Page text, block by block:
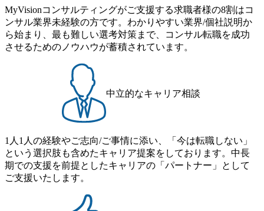
できる 豊富な経験を持つコンサル経験者の場合は、自らチ
ームを立ち上げることが可能 裁量をもった営業活動、デリ
バリー活動ができる(スタートアップとの協業、新規ソリュ
ーションの開発 など) シンプレクスの顧客基盤、エンジニ
できる 2026年8月21日(金) 19:30〜21:30 (19:20開場) 2026年8
月12日(水) 16:00 ※参加状況によっては抽選とさせていただ
く可能性がございます。 このたび、ファーム経験者の方を
対象にした懇親会形式の採用イベント「サロンイベント」
を開催いたします。 カジュアルな場で現場社員と直接交流
できる機会ですので、ぜひご参加ください。 当日はXspear
Consulting代表取締役の早田とMDやその他現場社員が複数
名参加する予定です！ ●費用 : 無料 虎ノ門ヒルズ付近 ※詳
細な場所については参加者の方へ個別でご連絡いたしま
す。 コンサルファームにてマネージャー以上の職務を担当
番組があり、新卒紹介、会社の七不思議紹介等、規模が大
きくなっていく中で社員同士のつながりを広げる取り組み
もしている 今後の成長戦略として海外展開を見据えてい
る。足元のグローバル案件割合は10%程度だが、英語が得
ンスも大きい。 代表インタビュー https://note.com/dirbato/n/n0
a040c36b128 Forbes JAPAN BrandVoice Studio 「使命はテクノ
ロジーで企業の可能性を引き出すこと。日本に求められるI
Tコンサルタントという伴走者」 https://forbesjapan.com/article
s/detail/67452 Forbes JAPAN BrandVoice Studio 「コンサル業
界におけるIT人材価値再興。Dirbatoの最前線パートナーが
切り開くテクノロジーの変革」 https://forbesjapan.com/articles/
preview/68657?preview=TAI1oir8Coe5Df3zuZhtd24YfH72/Zzdm
BTIEMOnWUWREjOFLO1IL1KPEi4dgCbb Forbes JAPAN Bra
ndVoice Studio 「求めるのは、競争と連帯 。IT特化の急成長
ファーム・Dirbatoの社員支援」 https://forbesjapan.com/articles/
detail/69848 MyViision企業インタビュー① https://my-vision.co.
MyVisionコンサルティングがご支援する求職者様の8割はコ
ンサル業界未経験の方です。わかりやすい業界/個社説明か
ら始まり、最も難しい選考対策まで、コンサル転職を成功
させるためのノウハウが蓄積されています。
中立的なキャリア相談
1人1人の経験やご志向/ご事情に添い、「今は転職しない」
という選択肢も含めたキャリア提案をしております。中長
期での支援を前提としたキャリアの「パートナー」として
ご支援いたします。